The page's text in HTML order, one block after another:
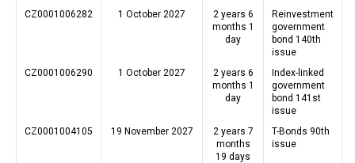
CZ0001006282 1 October 2027
2 years 6
months 1
day
Reinvestment
government
bond 140th
issue
CZ0001006290
1 October 2027
2 years 6
months 1
day
Index-linked
government
bond 141st
issue
CZ0001004105
19 November 2027
2 years 7
months
19 days
T-Bonds 90th
issue